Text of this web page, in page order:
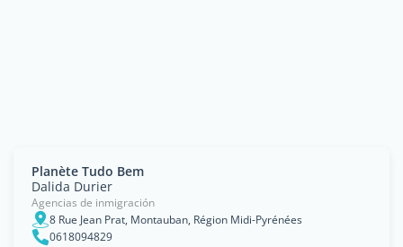
Planète Tudo Bem
Dalida Durier
Agencias de inmigración
8 Rue Jean Prat, Montauban, Région Midi-Pyrénées
0618094829